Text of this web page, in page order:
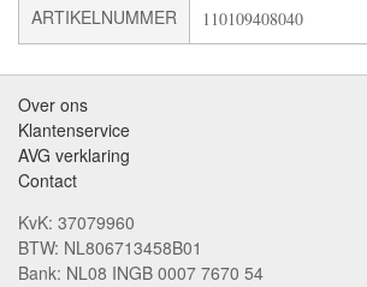
ARTIKELNUMMER 110109408040
Over ons
Klantenservice
AVG verklaring
Contact
KvK: 37079960
BTW: NL806713458B01
Bank: NL08 INGB 0007 7670 54